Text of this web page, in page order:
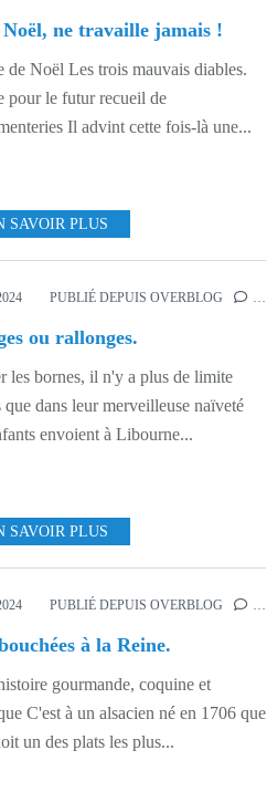
ne travaille jamais !
de Noël Les trois mauvais diables.
pour le futur recueil de
Il advint cette fois-là une...
SAVOIR PLUS
PUBLIÉ DEPUIS OVERBLOG …
ou rallonges.
les bornes, il n'y a plus de limite
dans leur merveilleuse naïveté
envoient à Libourne...
SAVOIR PLUS
PAYS D'EN-FRANCE
PUBLIÉ DEPUIS OVERBLOG …
à la Reine.
gourmande, coquine et
C'est à un alsacien né en 1706 que
un des plats les plus...